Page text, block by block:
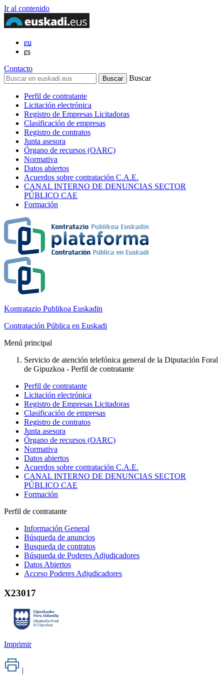
Ir al contenido
eu
es
Contacto
Buscar
Perfil de contratante
Licitación electrónica
Registro de Empresas Licitadoras
Clasificación de empresas
Registro de contratos
Junta asesora
Órgano de recursos (OARC)
Normativa
Datos abiertos
Acuerdos sobre contratación C.A.E.
CANAL INTERNO DE DENUNCIAS SECTOR
PÚBLICO CAE
Formación
Kontratazio Publikoa Euskadin
Contratación Pública en Euskadi
Menú principal
Servicio de atención telefónica general de la Diputación Foral
de Gipuzkoa - Perfil de contratante
Perfil de contratante
Licitación electrónica
Registro de Empresas Licitadoras
Clasificación de empresas
Registro de contratos
Junta asesora
Órgano de recursos (OARC)
Normativa
Datos abiertos
Acuerdos sobre contratación C.A.E.
CANAL INTERNO DE DENUNCIAS SECTOR
PÚBLICO CAE
Formación
Perfil de contratante
Información General
Búsqueda de anuncios
Busqueda de contratos
Búsqueda de Poderes Adjudicadores
Datos Abiertos
Acceso Poderes Adjudicadores
X23017
Imprimir
|